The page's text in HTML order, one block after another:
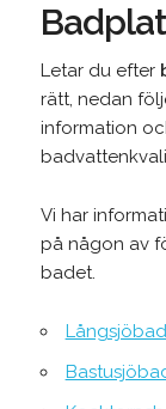
Letar du efter
rätt, nedan
information
Vi har
på någon av
badet.